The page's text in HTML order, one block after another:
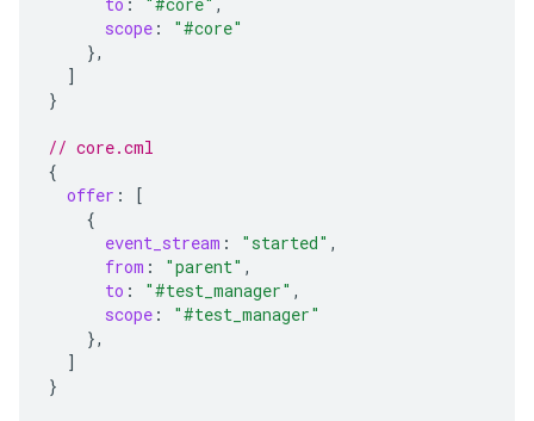
to : "#core" ,
scope :
"#core"
},
]
}
// core.cml
{
offer :
[
{
event_stream : "started" ,
from : "parent" ,
to : "#test_manager" ,
scope :
"#test_manager"
},
]
}